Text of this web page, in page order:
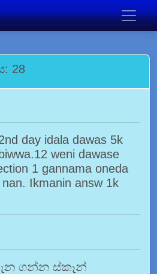
28
day idala dawas 5k
weni dawase
1 gannama oneda
Ikmanin answ 1k
ගන්න ස්කෑන්